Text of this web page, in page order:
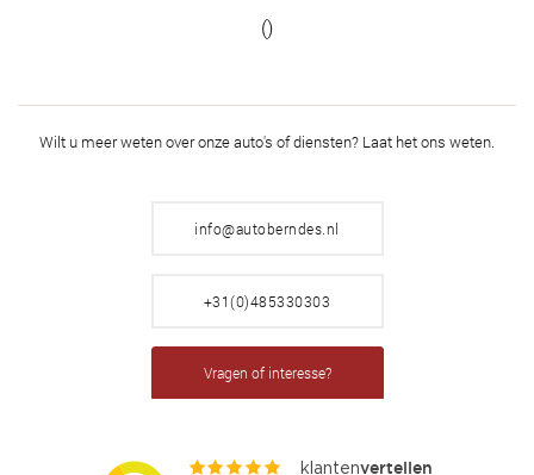
()
Wilt u meer weten over onze auto's of diensten? Laat het ons weten.
info@autoberndes.nl
+31(0)485330303
Vragen of interesse?